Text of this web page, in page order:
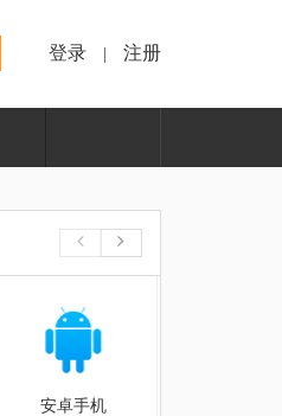
登录 注册
安卓手机